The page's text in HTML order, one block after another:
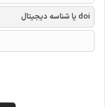
doi یا شناسه دیجیتال